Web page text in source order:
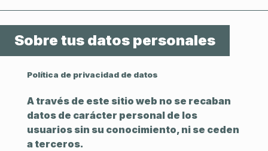
Sobre tus datos personales
Política de privacidad de datos
A través de este sitio web no se recaban
datos de carácter personal de los
usuarios sin su conocimiento, ni se ceden
a terceros.